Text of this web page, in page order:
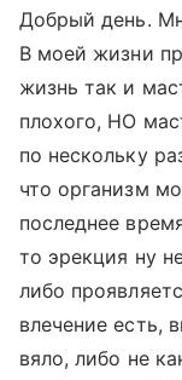
Добрый день.
В моей жизни
жизнь так и
плохого, НО
по нескольку
что организм
последнее
то эрекция ну
либо
влечение есть,
вяло, либо не